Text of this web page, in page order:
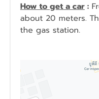
How to get a car :
about 20 meters.
the gas station.